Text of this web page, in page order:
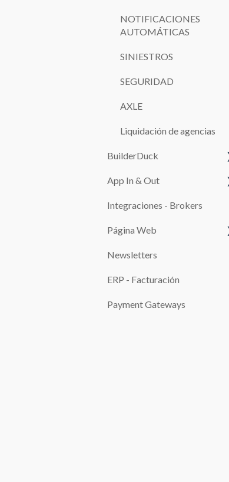
NOTIFICACIONES
AUTOMÁTICAS
SINIESTROS
SEGURIDAD
AXLE
Liquidación de agencias
BuilderDuck
Primeros pasos
Configura tu kit de marca
Edita las páginas de tu sitio
de Reservas y de la Página
App In & Out
Configuración
Integraciones - Brokers
Página Web
SISTEMAS DE PAGO
Promociones
Newsletters
ERP - Facturación
Payment Gateways